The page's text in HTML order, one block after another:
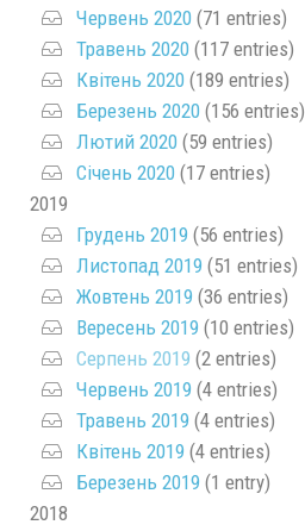
Червень 2020 (71 entries)
Травень 2020 (117 entries)
Квітень 2020 (189 entries)
Березень 2020 (156 entries)
Лютий 2020 (59 entries)
Січень 2020 (17 entries)
2019
Грудень 2019 (56 entries)
Листопад 2019 (51 entries)
Жовтень 2019 (36 entries)
Вересень 2019 (10 entries)
Серпень 2019 (2 entries)
Червень 2019 (4 entries)
Травень 2019 (4 entries)
Квітень 2019 (4 entries)
Березень 2019 (1 entry)
2018